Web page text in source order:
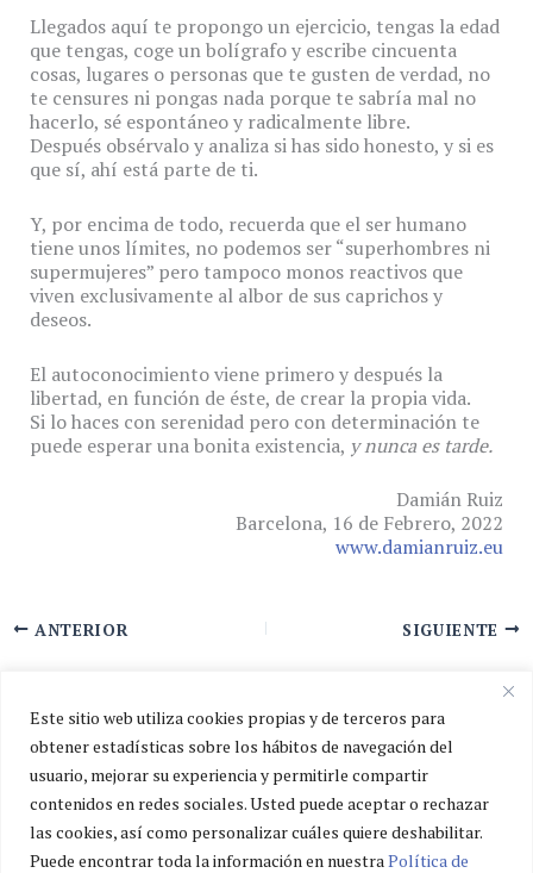
Este sitio web utiliza cookies propias y de terceros para
obtener estadísticas sobre los hábitos de navegación del
usuario, mejorar su experiencia y permitirle compartir
contenidos en redes sociales. Usted puede aceptar o rechazar
las cookies, así como personalizar cuáles quiere deshabilitar.
Puede encontrar toda la información en nuestra Política de
Llegados aquí te propongo un ejercicio, tengas la edad
que tengas, coge un bolígrafo y escribe cincuenta
cosas, lugares o personas que te gusten de verdad, no
te censures ni pongas nada porque te sabría mal no
hacerlo, sé espontáneo y radicalmente libre.
Después obsérvalo y analiza si has sido honesto, y si es
que sí, ahí está parte de ti.
Y, por encima de todo, recuerda que el ser humano
tiene unos límites, no podemos ser “superhombres ni
supermujeres” pero tampoco monos reactivos que
viven exclusivamente al albor de sus caprichos y
deseos.
El autoconocimiento viene primero y después la
libertad, en función de éste, de crear la propia vida.
Si lo haces con serenidad pero con determinación te
puede esperar una bonita existencia, y nunca es tarde.
Damián Ruiz
Barcelona, 16 de Febrero, 2022
www.damianruiz.eu
ANTERIOR SIGUIENTE
Política de privacidad
Política de cookies
Aviso legal